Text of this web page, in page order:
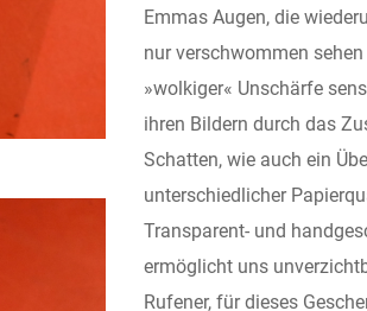
Emmas Augen, die
nur verschwommen
»wolkiger« Unschärfe
ihren Bildern durch das
Schatten, wie auch ein
unterschiedlicher
Transparent- und
ermöglicht uns
Rufener, für dieses